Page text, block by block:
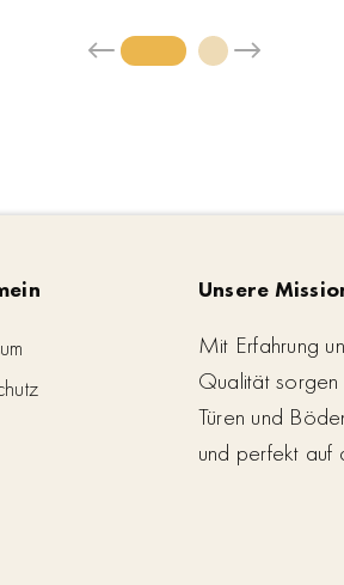
Unsere
Mit Erfahrung
Qualität
Türen und
und perfekt auf